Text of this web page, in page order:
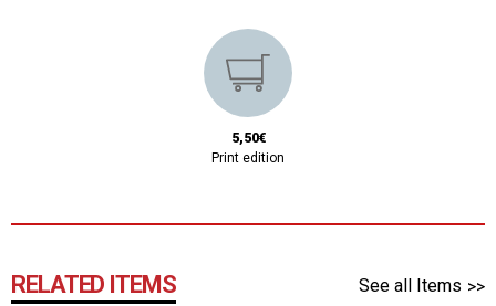
5,50€
Print edition
RELATED ITEMS See all Items